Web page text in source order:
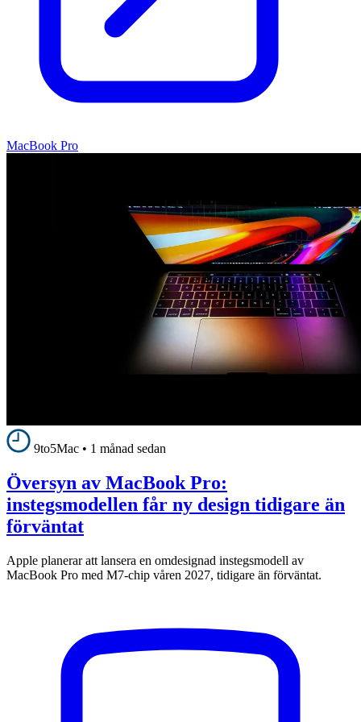
MacBook Pro
9to5Mac • 1 månad sedan
Översyn av MacBook Pro:
instegsmodellen får ny design tidigare än
förväntat
Apple planerar att lansera en omdesignad instegsmodell av
MacBook Pro med M7-chip våren 2027, tidigare än förväntat.